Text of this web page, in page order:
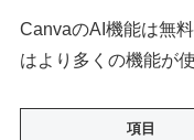
CanvaのAI機能は無
はより多くの機能が
項目